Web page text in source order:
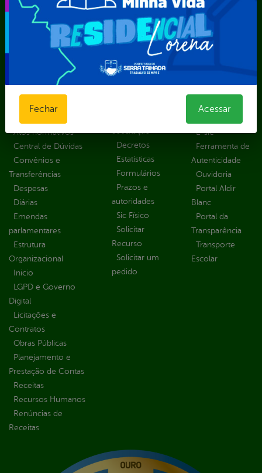
Superintendência de Trânsito e Transportes de Serra
Talhada-STTRANS
Transparência, Fiscalização e Controle
Portal da
Transparência
Educação
Atos normativos
Central de Dúvidas
Convênios e
Transferências
Despesas
Diárias
Emendas
parlamentares
Estrutura
Organizacional
Inicio
LGPD e Governo
Digital
Licitações e
Contratos
Obras Públicas
Planejamento e
Prestação de Contas
Receitas
Recursos Humanos
Renúncias de
Receitas
E-sic
Decretos
Estatísticas
Formulários
Prazos e
autoridades
Sic Físico
Solicitar
Recurso
Solicitar um
pedido
Outros
Serviços
Carta de
E-sic
Ferramenta de
Autenticidade
Ouvidoria
Portal Aldir
Blanc
Portal da
Transparência
Transporte
Escolar
Fechar Acessar